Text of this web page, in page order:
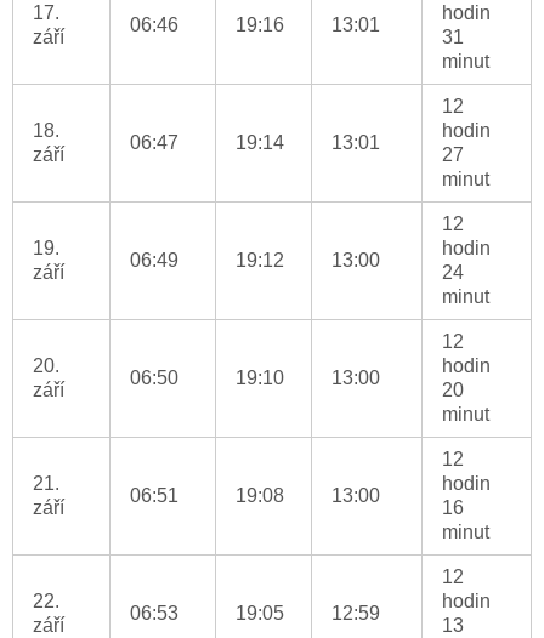
17.
září
06:46 19:16 13:01
hodin
31
minut
18.
září
06:47 19:14 13:01
12
hodin
27
minut
19.
září
06:49 19:12 13:00
12
hodin
24
minut
20.
září
06:50 19:10 13:00
12
hodin
20
minut
21.
září
06:51 19:08 13:00
12
hodin
16
minut
22.
září
06:53 19:05 12:59
12
hodin
13